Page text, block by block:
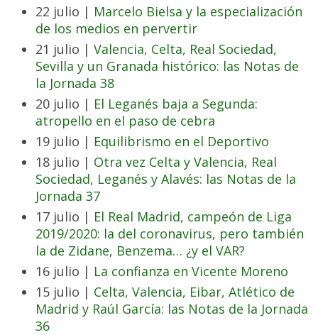
22 julio | Marcelo Bielsa y la especialización
de los medios en pervertir
21 julio | Valencia, Celta, Real Sociedad,
Sevilla y un Granada histórico: las Notas de
la Jornada 38
20 julio | El Leganés baja a Segunda:
atropello en el paso de cebra
19 julio | Equilibrismo en el Deportivo
18 julio | Otra vez Celta y Valencia, Real
Sociedad, Leganés y Alavés: las Notas de la
Jornada 37
17 julio | El Real Madrid, campeón de Liga
2019/2020: la del coronavirus, pero también
la de Zidane, Benzema… ¿y el VAR?
16 julio | La confianza en Vicente Moreno
15 julio | Celta, Valencia, Eibar, Atlético de
Madrid y Raúl García: las Notas de la Jornada
36